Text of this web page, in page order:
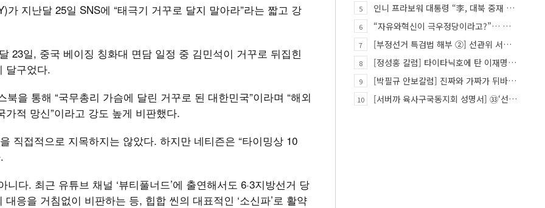
지난달 25일 SNS에 “태극기 거꾸로 달지 말아라”라는 짧고 강
23일, 중국 베이징 칭화대 면담 일정 중 김민석이 거꾸로 뒤집힌
달구었다.
을 통해 “국무총리 가슴에 달린 거꾸로 된 대한민국”이라며 “해외
적 망신”이라고 강도 높게 비판했다.
직접적으로 지목하지는 않았다. 하지만 네티즌은 “타이밍상 10
다. 최근 유튜브 채널 ‘뷰티풀너드’에 출연해서도 6·3지방선거 당
응을 거침없이 비판하는 등, 힙합 씬의 대표적인 ‘소신파’로 활약
5 인니 프라보워 대통령 “李, 대북 중재 요청했다”
6 “자유와혁신이 극우정당이라고?”… 민경욱, 중앙일보 직격
7 [부정선거 특검법 해부 ②] 선관위 서버·우정본부 기록까지…‘증거를 끌어오는 칼’
8 [정성홍 칼럼] 타이타닉호에 탄 이재명 정권
9 [박필규 안보칼럼] 진짜와 가짜가 뒤바뀐 혼돈의 시대, 안보 파탄은 막아야
10 [서버까 육사구국동지회 성명서] ㉝‘선관위 특검’은 ‘부정선거 특검’으로 명명하고 박주현 변호사를 ‘특검…